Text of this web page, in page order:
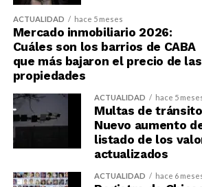
ACTUALIDAD hace 5 meses
Mercado inmobiliario 2026:
Cuáles son los barrios de CABA
que más bajaron el precio de las
propiedades
ACTUALIDAD hace 5
Multas de tránsito
Nuevo aumento
listado de los
actualizados
ACTUALIDAD hace 6